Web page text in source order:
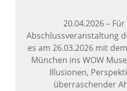
20.04.2026–Für
Abschlussveranstaltung
es am 26.03.2026 mit
München ins WOW
Illusionen,
überraschender